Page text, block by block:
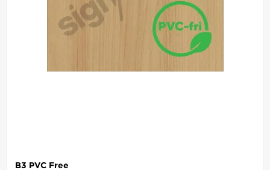
B3 PVC Free